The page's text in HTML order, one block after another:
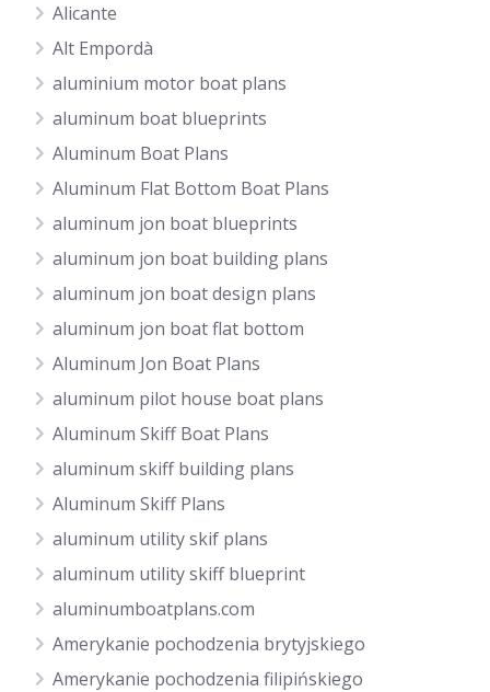
Alicante
Alt Empordà
aluminium motor boat plans
aluminum boat blueprints
Aluminum Boat Plans
Aluminum Flat Bottom Boat Plans
aluminum jon boat blueprints
aluminum jon boat building plans
aluminum jon boat design plans
aluminum jon boat flat bottom
Aluminum Jon Boat Plans
aluminum pilot house boat plans
Aluminum Skiff Boat Plans
aluminum skiff building plans
Aluminum Skiff Plans
aluminum utility skif plans
aluminum utility skiff blueprint
aluminumboatplans.com
Amerykanie pochodzenia brytyjskiego
Amerykanie pochodzenia filipińskiego